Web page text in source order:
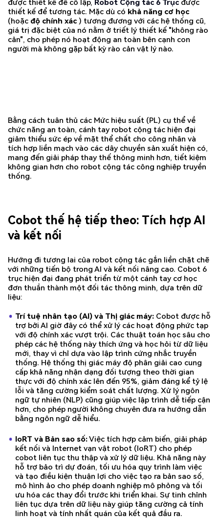
được thiết kế để cô lập, Robot Cộng tác 6 Trụcđược
thiết kế để tương tác. Mặc dù có khả năng cơ học
(hoặc độ chính xác) tương đương với các hệ thống cũ,
giá trị đặc biệt của nó nằm ở triết lý thiết kế "không rào
cản", cho phép nó hoạt động an toàn bên cạnh con
người mà không gặp bất kỳ rào cản vật lý nào.
Bằng cách tuân thủ các Mức hiệu suất (PL) cụ thể về
chức năng an toàn, cánh tay robot cộng tác hiện đại
giảm thiểu sức ép về mặt thể chất cho công nhân và
tích hợp liền mạch vào các dây chuyền sản xuất hiện có,
mang đến giải pháp thay thế thông minh hơn, tiết kiệm
không gian hơn cho robot cộng tác công nghiệp truyền
thống.
Cobot thế hệ tiếp theo: Tích hợp AI
và kết nối
Hướng đi tương lai của robot cộng tác gắn liền chặt chẽ
với những tiến bộ trong AI và kết nối nâng cao. Cobot 6
trục hiện đại đang phát triển từ một cánh tay cơ học
đơn thuần thành một đối tác thông minh, dựa trên dữ
liệu:
Trí tuệ nhân tạo (AI) và Thị giác máy: Cobot được hỗ
trợ bởi AI giờ đây có thể xử lý các hoạt động phức tạp
với độ chính xác vượt trội. Các thuật toán học sâu cho
phép các hệ thống này thích ứng và học hỏi từ dữ liệu
mới, thay vì chỉ dựa vào lập trình cứng nhắc truyền
thống. Hệ thống thị giác máy độ phân giải cao cung
cấp khả năng nhận dạng đối tượng theo thời gian
thực với độ chính xác lên đến 95%, giảm đáng kể tỷ lệ
lỗi và tăng cường kiểm soát chất lượng. Xử lý ngôn
ngữ tự nhiên (NLP) cũng giúp việc lập trình dễ tiếp cận
hơn, cho phép người không chuyên đưa ra hướng dẫn
bằng ngôn ngữ dễ hiểu.
IoRT và Bản sao số:Việc tích hợp cảm biến, giải pháp
kết nối và Internet vạn vật robot (IoRT) cho phép
cobot liên tục thu thập và xử lý dữ liệu. Khả năng này
hỗ trợ bảo trì dự đoán, tối ưu hóa quy trình làm việc
và tạo điều kiện thuận lợi cho việc tạo ra bản sao số,
mô hình ảo cho phép doanh nghiệp mô phỏng và tối
ưu hóa các thay đổi trước khi triển khai. Sự tinh chỉnh
liên tục dựa trên dữ liệu này giúp tăng cường cả tính
linh hoạt và tính nhất quán của kết quả đầu ra.